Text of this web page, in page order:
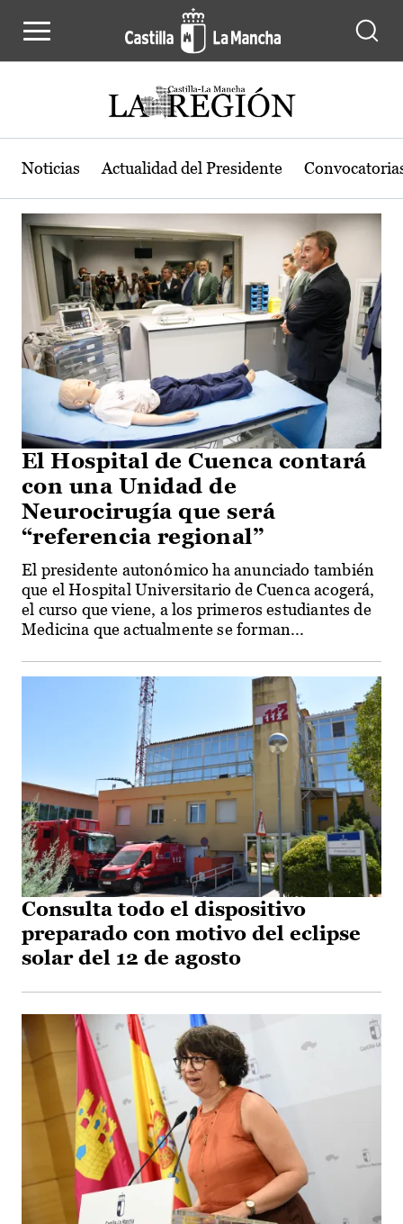
Actualidad de la región de Castilla-
Noticias Actualidad del Presidente
El Hospital de Cuenca contará
con una Unidad de
Neurocirugía que será
“referencia regional”
El presidente autonómico ha anunciado también
que el Hospital Universitario de Cuenca acogerá,
el curso que viene, a los primeros estudiantes de
Medicina que actualmente se forman...
Consulta todo el dispositivo
preparado con motivo del eclipse
solar del 12 de agosto